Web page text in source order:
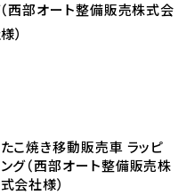
たこ焼き移動販売車 ラッピ
ング（西部オート整備販売株
式会社様）